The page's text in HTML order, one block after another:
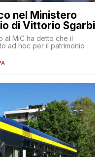
nel Ministero
di Vittorio Sgarbi
al MiC ha detto che il
ad hoc per il patrimonio